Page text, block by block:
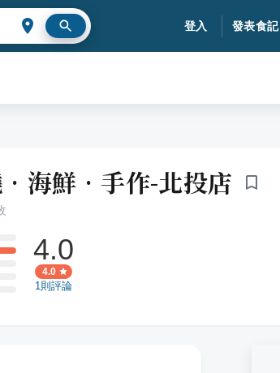
登入 發表食記
海鮮•手作-北投店
4.0
4.0
1則評論